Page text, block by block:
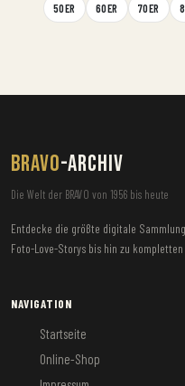
50ER 60ER 70ER
BRAVO-ARCHIV
Die Welt der BRAVO von 1956 bis heute
Entdecke die größte digitale
Foto-Love-Storys bis hin zu
NAVIGATION
Startseite
Online-Shop